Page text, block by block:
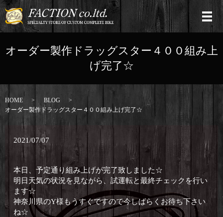
オーダー製作ドラッグスター４００組み上
げ完了☆
HOME
BLOG
オーダー製作ドラッグスター４００組み上げ完了☆
2021/07/07
本日、予定通り組み上げが完了致しました☆
明日天気の状況を見ながら、試運転と最終チェックを行い
ます☆
神奈川県のY様もうすぐですので今しばらくお待ち下さい
ね☆